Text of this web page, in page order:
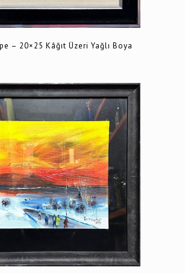
– 20×25 Kâğıt Üzeri Yağlı Boya